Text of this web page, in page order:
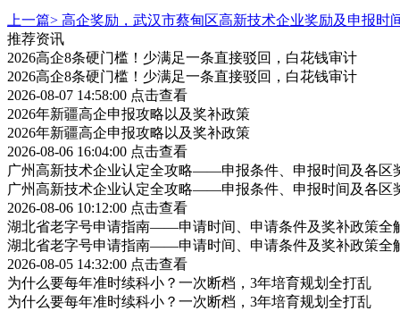
上一篇> 高企奖励，武汉市蔡甸区高新技术企业奖励及申报时
推荐资讯
2026高企8条硬门槛！少满足一条直接驳回，白花钱审计
2026高企8条硬门槛！少满足一条直接驳回，白花钱审计
2026-08-07 14:58:00 点击查看
2026年新疆高企申报攻略以及奖补政策
2026年新疆高企申报攻略以及奖补政策
2026-08-06 16:04:00 点击查看
广州高新技术企业认定全攻略——申报条件、申报时间及各区
广州高新技术企业认定全攻略——申报条件、申报时间及各区
2026-08-06 10:12:00 点击查看
湖北省老字号申请指南——申请时间、申请条件及奖补政策全
湖北省老字号申请指南——申请时间、申请条件及奖补政策全
2026-08-05 14:32:00 点击查看
为什么要每年准时续科小？一次断档，3年培育规划全打乱
为什么要每年准时续科小？一次断档，3年培育规划全打乱